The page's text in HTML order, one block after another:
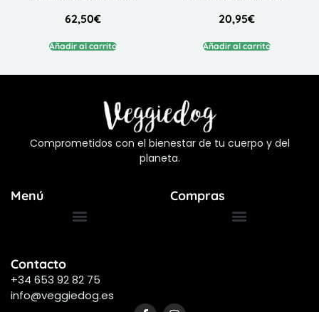
62,50€
Añadir al carrito
20,95€
Añadir al carrito
Comprometidos con el bienestar de tu cuerpo y del
planeta.
Menú Compras
Contacto
+34 653 92 82 75
info@veggiedog.es